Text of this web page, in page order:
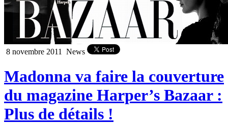
8 novembre 2011 News
Madonna va faire la couverture
du magazine Harper’s Bazaar :
Plus de détails !